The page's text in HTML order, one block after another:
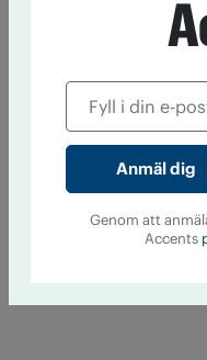
Genom att
Accents